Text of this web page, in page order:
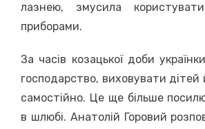
лазнею, змусила
приборами.
За часів козацької доби
господарство, виховувати
самостійно. Це ще більше
в шлюбі. Анатолій Горовий